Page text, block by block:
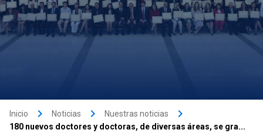
Inicio keyboard_arrow_right Noticias keyboard_arrow_right Nuestras noticias keyboard_arrow_right
180 nuevos doctores y doctoras, de diversas áreas, se gra...